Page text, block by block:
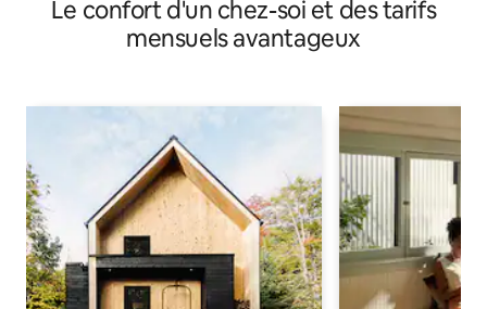
Le confort d'un chez-soi et des tarifs
mensuels avantageux